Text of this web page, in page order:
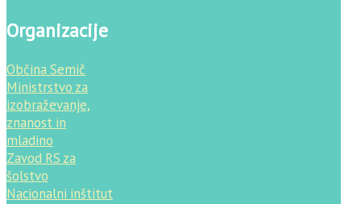
Organizacije
Občina Semič
Ministrstvo za
izobraževanje,
znanost in
mladino
Zavod RS za
šolstvo
Nacionalni inštitut